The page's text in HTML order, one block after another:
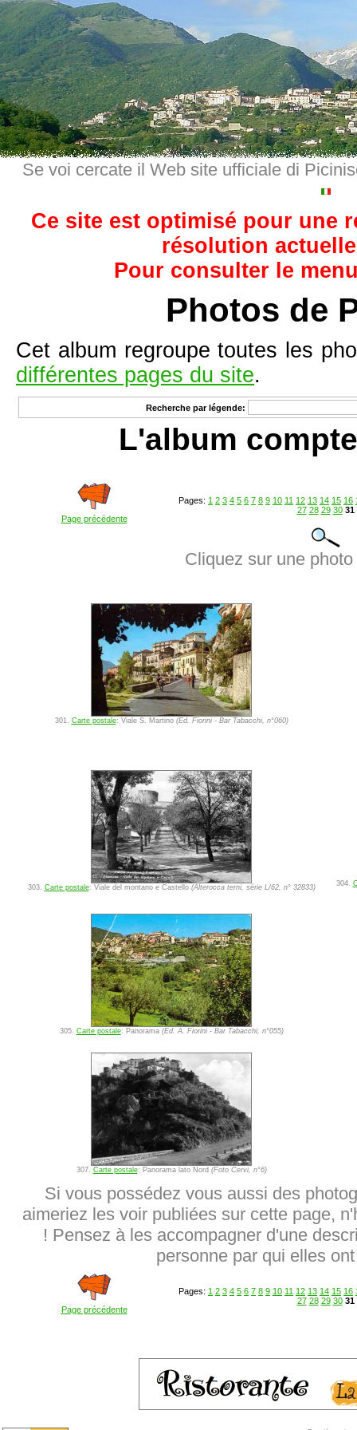
Se voi cercate il Web site ufficiale di
Ce site est optimisé pour une
résolution
Pour consulter le
Photos de
Cet album regroupe toutes les
différentes pages du site.
Recherche par légende:
L'album
Page précédente
Pages: 1 2 3 4 5 6 7 8 9 10 11 12 13 14 15 16
27 28 29 30 31
Cliquez sur une
301. Carte postale: Viale S. Martino (Ed. Fiorini - Bar Tabacchi, n°060)
303. Carte postale: Viale del montano e Castello (Alterocca terni, série L/62, n° 32833) 304.
305. Carte postale: Panorama (Ed. A. Fiorini - Bar Tabacchi, n°055)
307. Carte postale: Panorama lato Nord (Foto Cervi, n°6)
Si vous possédez vous aussi des
aimeriez les voir publiées sur cette page,
! Pensez à les accompagner d'une
personne par qui elles
Page précédente
Pages: 1 2 3 4 5 6 7 8 9 10 11 12 13 14 15 16
27 28 29 30 31